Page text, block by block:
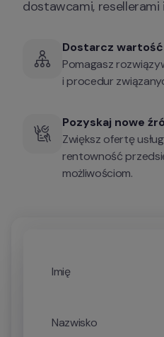
dostawcami, resellerami
Dostarcz
Pomagasz
i procedur
Pozyskaj nowe
Zwiększ ofertę
rentowność
możliwościom.
Imię
Nazwisko